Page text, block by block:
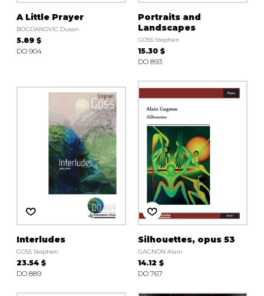
A Little Prayer
BOGDANOVIC Dusan
5.89 $
DO 904
Portraits and
Landscapes
GOSS Stephen
15.30 $
DO 893
Interludes
GOSS Stephen
23.54 $
DO 889
Silhouettes, opus 53
GAGNON Alain
14.12 $
DO 767